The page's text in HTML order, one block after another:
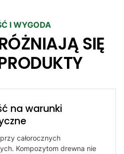
I WYGODA
SIĘ
na warunki
całorocznych
Kompozytom drewna nie